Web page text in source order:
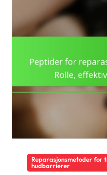
Reparasjonsmetoder for
hudbarrierer